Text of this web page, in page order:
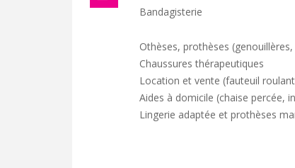
Bandagisterie
Othèses, prothèses
Chaussures thérapeutiques
Location et vente (fauteuil
Aides à domicile (chaise percée,
Lingerie adaptée et prothèses